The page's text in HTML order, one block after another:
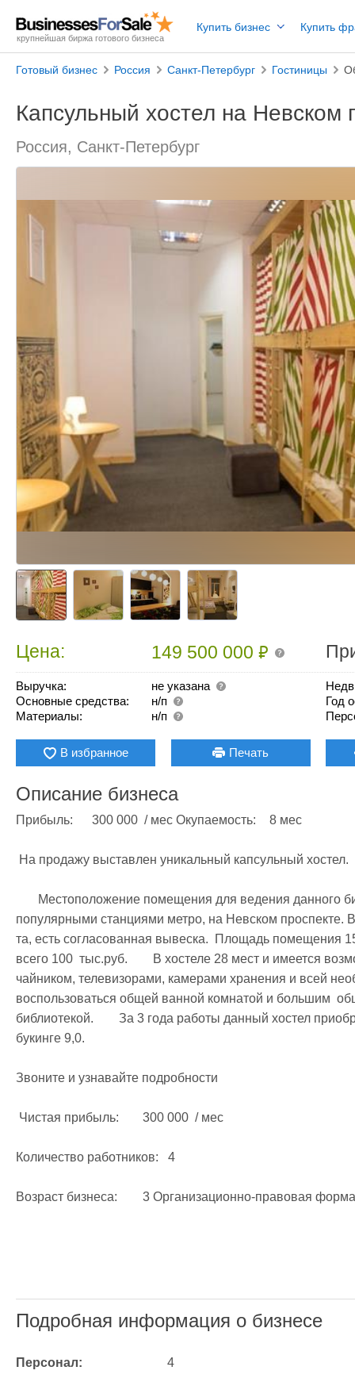
крупнейшая биржа готового бизнеса
Купить бизнес Купить
Готовый бизнес Россия Санкт-Петербург Гостиницы
Капсульный хостел на Невском
Россия, Санкт-Петербург
Цена: 149 500 000₽
Выручка:
не указана
Основные средства:
н/п
Материалы:
н/п
Год
В избранное Печать
Описание бизнеса
Прибыль: 	300 000  / мес Окупаемость:	8 мес
популярными станциями метро, на Невском проспекте.
та, есть согласованная вывеска.  Площадь помещения
всего 100  тыс.руб.        В хостеле 28 мест и имеется
чайником, телевизорами, камерами хранения и всей
воспользоваться общей ванной комнатой и большим
библиотекой.        За 3 года работы данный хостел
букинге 9,0.
Звоните и узнавайте подробности
Количество работников:	4
Возраст бизнеса:	3 Организационно-правовая форма:	ООО
Подробная информация о бизнесе
Персонал: 4